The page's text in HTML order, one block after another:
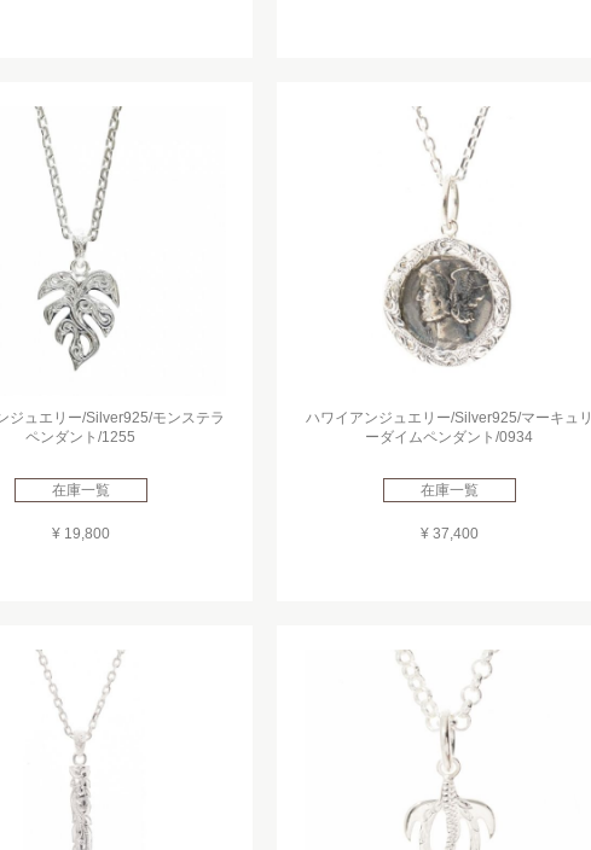
ジュエリー/Silver925/モンステラ
ペンダント/1255
在庫一覧
¥ 19,800
ハワイアンジュエリー/Silver925/マーキュリ
ーダイムペンダント/0934
在庫一覧
¥ 37,400